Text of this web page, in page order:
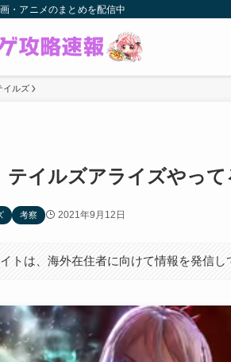
・アニメのまとめを配信中
イルズ
テイルズアライズやっ
考察 2021年9月12日
トは、海外在住者に向けて情報を発信し